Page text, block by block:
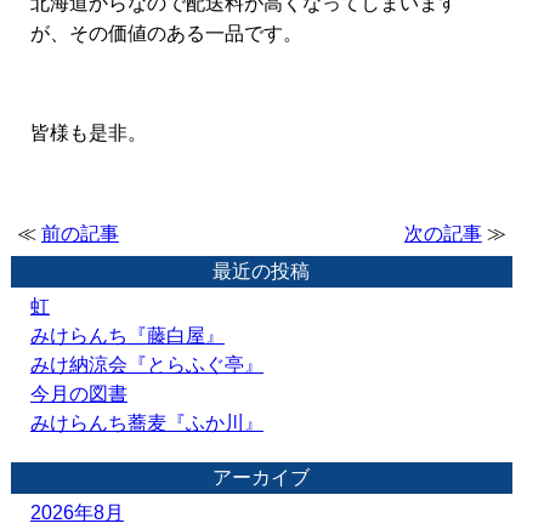
が、その価値のある一品です。
皆様も是非。
≪ 前の記事 次の記事≫
最近の投稿
虹
みけらんち『藤白屋』
みけ納涼会『とらふぐ亭』
今月の図書
みけらんち蕎麦『ふか川』
アーカイブ
2026年8月